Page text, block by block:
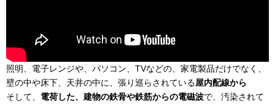
照明、電子レンジや、パソコン、TVなどの、家電製品だけでなく、
壁の中や床下、天井の中に、張り巡らされている屋内配線から
そして、 電荷した、建物の鉄骨や鉄筋からの電磁波で、汚染されて